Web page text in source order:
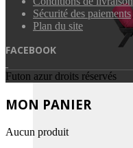
Sécurité des paiements
Plan du site
FACEBOOK
Futon azur droits réservés
MON PANIER
Aucun produit